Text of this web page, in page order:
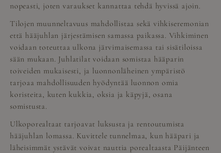
nopeasti, joten varaukset kannattaa tehdä hyvissä ajoin.
Tilojen muunneltavuus mahdollistaa sekä vihkiseremonian
että hääjuhlan järjestämisen samassa paikassa. Vihkiminen
voidaan toteuttaa ulkona järvimaisemassa tai sisätiloissa
sään mukaan. Juhlatilat voidaan somistaa hääparin
toiveiden mukaisesti, ja luonnonläheinen ympäristö
tarjoaa mahdollisuuden hyödyntää luonnon omia
koristeita, kuten kukkia, oksia ja käpyjä, osana
somistusta.
Ulkoporealtaat tarjoavat luksusta ja rentoutumista
hääjuhlan lomassa. Kuvittele tunnelmaa, kun hääpari ja
läheisimmät ystävät voivat nauttia porealtaasta Päijänteen